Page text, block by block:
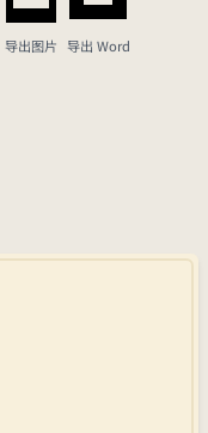
导出图片 导出 Word